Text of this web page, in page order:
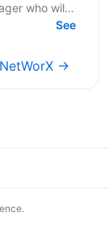
who will
See
→